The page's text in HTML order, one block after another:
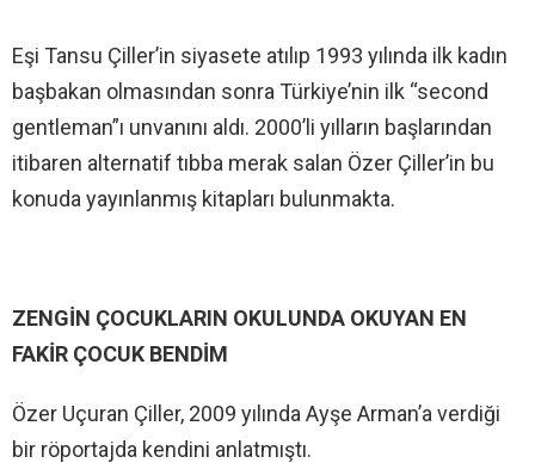
Eşi Tansu Çiller’in siyasete atılıp 1993 yılında ilk kadın
başbakan olmasından sonra Türkiye’nin ilk “second
gentleman”ı unvanını aldı. 2000’li yılların başlarından
itibaren alternatif tıbba merak salan Özer Çiller’in bu
konuda yayınlanmış kitapları bulunmakta.
ZENGİN ÇOCUKLARIN OKULUNDA OKUYAN EN
FAKİR ÇOCUK BENDİM
Özer Uçuran Çiller, 2009 yılında Ayşe Arman’a verdiği
bir röportajda kendini anlatmıştı.